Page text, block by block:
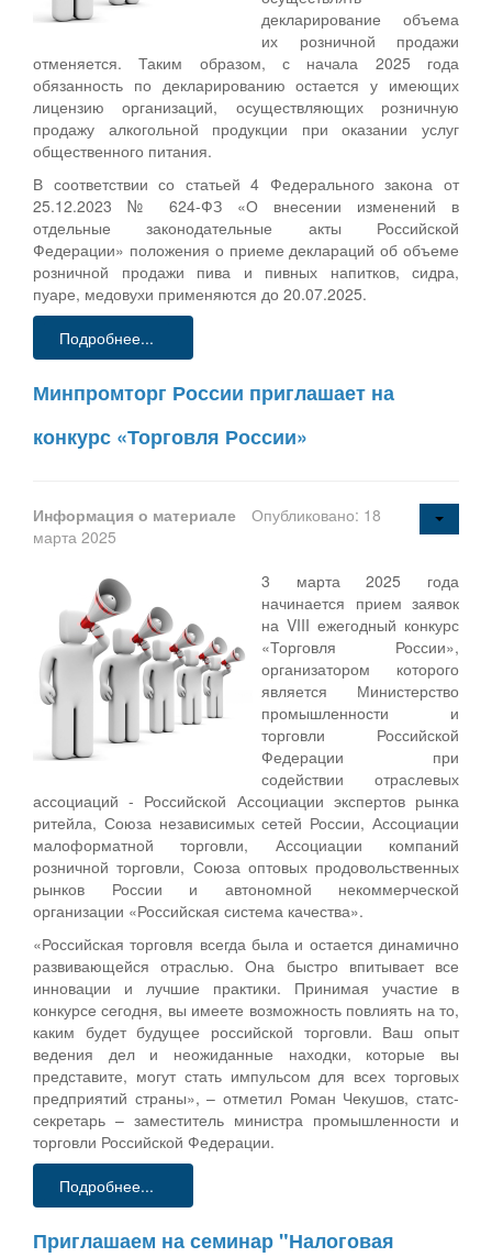
декларирование объема
их розничной продажи
отменяется. Таким образом, с начала 2025 года
обязанность по декларированию остается у имеющих
лицензию организаций, осуществляющих розничную
продажу алкогольной продукции при оказании услуг
общественного питания.
В соответствии со статьей 4 Федерального закона от
25.12.2023 № 624-ФЗ «О внесении изменений в
отдельные законодательные акты Российской
Федерации» положения о приеме деклараций об объеме
розничной продажи пива и пивных напитков, сидра,
пуаре, медовухи применяются до 20.07.2025.
Подробнее...
Минпромторг России приглашает на
конкурс «Торговля России»
Информация о материале
Опубликовано: 18
марта 2025
3 марта 2025 года
начинается прием заявок
на VIII ежегодный конкурс
«Торговля России»,
организатором которого
является Министерство
промышленности и
торговли Российской
Федерации при
содействии отраслевых
ассоциаций - Российской Ассоциации экспертов рынка
ритейла, Союза независимых сетей России, Ассоциации
малоформатной торговли, Ассоциации компаний
розничной торговли, Союза оптовых продовольственных
рынков России и автономной некоммерческой
организации «Российская система качества».
«Российская торговля всегда была и остается динамично
развивающейся отраслью. Она быстро впитывает все
инновации и лучшие практики. Принимая участие в
конкурсе сегодня, вы имеете возможность повлиять на то,
каким будет будущее российской торговли. Ваш опыт
ведения дел и неожиданные находки, которые вы
представите, могут стать импульсом для всех торговых
предприятий страны», – отметил Роман Чекушов, статс-
секретарь – заместитель министра промышленности и
торговли Российской Федерации.
Подробнее...
Приглашаем на семинар "Налоговая